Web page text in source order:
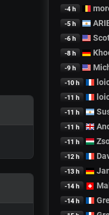
-4 h
-5 h
-6 h
-8 h
-9 h
-10 h
-11 h
-11 h
-11 h
-11 h
-12 h
-13 h
-14 h
-14 h